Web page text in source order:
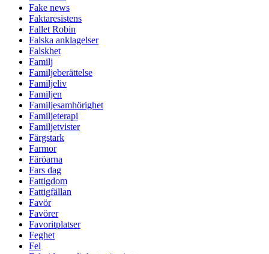
Fake news
Faktaresistens
Fallet Robin
Falska anklagelser
Falskhet
Familj
Familjeberättelse
Familjeliv
Familjen
Familjesamhörighet
Familjeterapi
Familjetvister
Färgstark
Farmor
Färöarna
Fars dag
Fattigdom
Fattigfällan
Favör
Favörer
Favoritplatser
Feghet
Fel